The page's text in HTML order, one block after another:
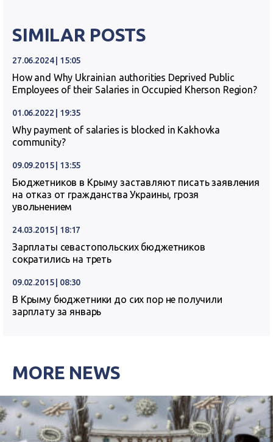
SIMILAR POSTS
27.06.2024 | 15:05
How and Why Ukrainian authorities Deprived Public
Employees of their Salaries in Occupied Kherson Region?
01.06.2022 | 19:35
Why payment of salaries is blocked in Kakhovka
community?
09.09.2015 | 13:55
Бюджетников в Крыму заставляют писать заявления
на отказ от гражданства Украины, грозя
увольнением
24.03.2015 | 18:17
Зарплаты севастопольских бюджетников
сократились на треть
09.02.2015 | 08:30
В Крыму бюджетники до сих пор не получили
зарплату за январь
MORE NEWS